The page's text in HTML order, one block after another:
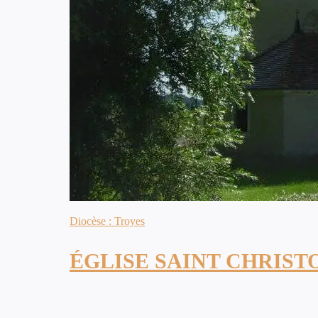
Diocèse : Troyes
ÉGLISE SAINT